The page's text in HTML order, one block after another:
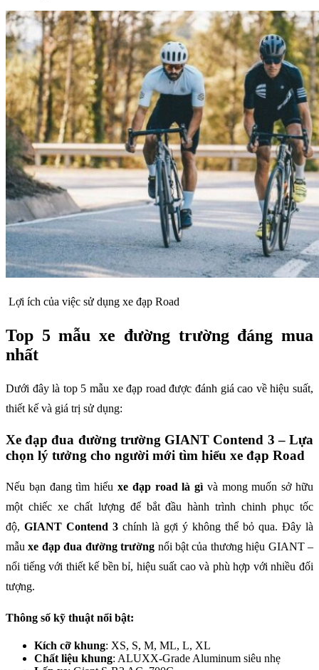
Lợi ích của việc sử dụng xe đạp Road
Top 5 mẫu xe đường trường đáng mua
nhất
Dưới đây là top 5 mẫu xe đạp road được đánh giá cao về hiệu suất,
thiết kế và giá trị sử dụng:
Xe đạp đua đường trường GIANT Contend 3 – Lựa
chọn lý tưởng cho người mới tìm hiểu xe đạp Road
Nếu bạn đang tìm hiểu xe đạp road là gì và mong muốn sở hữu
một chiếc xe chất lượng để bắt đầu hành trình chinh phục tốc
độ, GIANT Contend 3 chính là gợi ý không thể bỏ qua. Đây là
mẫuxe đạp đua đường trường nổi bật của thương hiệu GIANT –
nổi tiếng với thiết kế bền bỉ, hiệu suất cao và phù hợp với nhiều đối
tượng.
Thông số kỹ thuật nổi bật:
Kích cỡ khung: XS, S, M, ML, L, XL
Chất liệu khung: ALUXX-Grade Aluminum siêu nhẹ